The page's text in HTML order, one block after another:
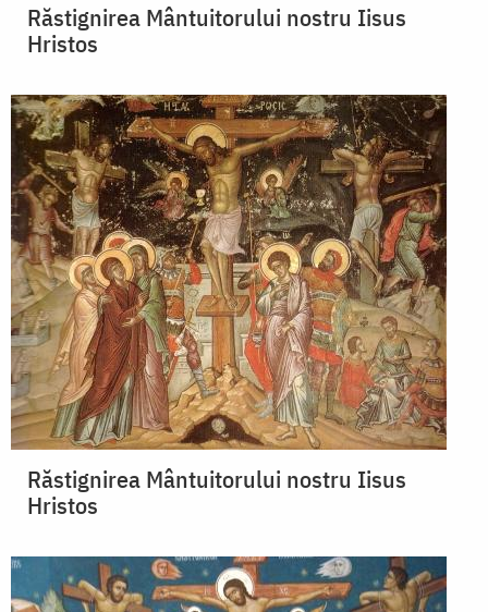
Răstignirea Mântuitorului nostru Iisus
Hristos
Răstignirea Mântuitorului nostru Iisus
Hristos